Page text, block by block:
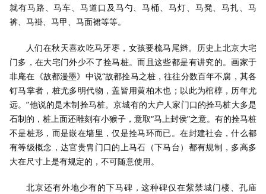
就有马路、马车、马道口及马勺、马桶、马灯、马凳、马扎、马
裤、马褂、马甲、马面裙等等。
人们在秋天喜欢吃马牙枣，女孩要梳马尾辫。历史上北京大宅
门多，在大宅门外少不了拴马桩。而且这些都是有讲究的。画家于
非庵在《故都漫墨》中说“故都拴马之桩，往往分数百年不腐，其各
钉马掌者，桩尤多明代物，盖皆用黄柏木也；以此为棺椁，历年尤
远。”他说的是木制拴马桩。京城有的大户人家门口的拴马桩大多是
石制的，桩上面还雕刻有小猴子，意取“马上封侯”之意。有的拴马桩
不是桩形，而是嵌在墙里，仅是拴马环而已。在封建社会，什么都
有等级概念，达官贵胄门口的上马石（下马台）都有规制，多高多
大在尺寸上是有规定的，不可随意使用。
北京还有外地少有的下马碑，这种碑仅在紫禁城门楼、孔庙